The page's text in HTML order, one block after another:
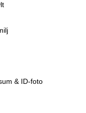
& ID-foto